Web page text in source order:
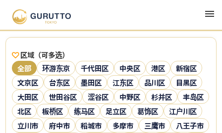
区域（可多选）
全部
环游东京 千代田区 中央区 港区
新宿区
文京区
台东区 墨田区 江东区 品川区
目黑区
大田区
世田谷区 涩谷区 中野区 杉并区
丰岛区
北区
板桥区 练马区 足立区 葛饰区
江户川区
立川市
府中市 稻城市 多摩市 三鹰市
八王子市